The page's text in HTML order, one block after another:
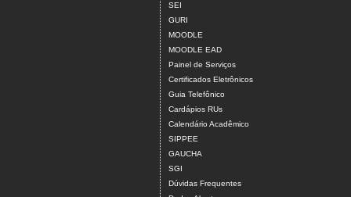
SEI
GURI
MOODLE
MOODLE EAD
Painel de Serviços
Certificados Eletrônicos
Guia Telefônico
Cardápios RUs
Calendário Acadêmico
SIPPEE
GAUCHA
SGI
Dúvidas Frequentes